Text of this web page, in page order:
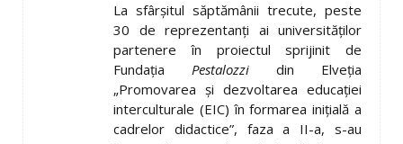
La sfârșitul săptămânii trecute, peste
30 de reprezentanți ai universităților
partenere în proiectul sprijinit de
Fundația Pestalozzi din Elveția
„Promovarea și dezvoltarea educației
interculturale (EIC) în formarea inițială a
cadrelor didactice”, faza a II-a, s-au